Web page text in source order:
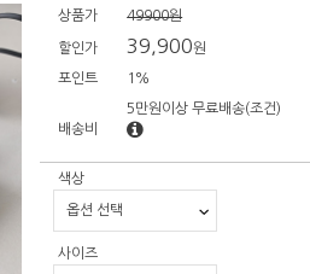
상품가 49900원
할인가 39,900원
포인트 1%
배송비
5만원이상 무료배송(조건)
색상
사이즈